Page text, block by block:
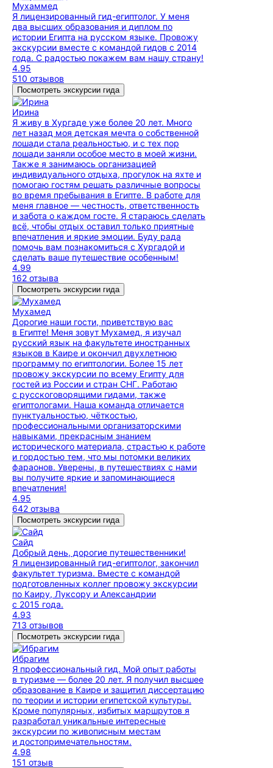
Мухаммед
Я лицензированный гид-египтолог. У меня
два высших образования и диплом по
истории Египта на русском языке. Провожу
экскурсии вместе с командой гидов с 2014
года. С радостью покажем вам нашу страну!
4.95
510 отзывов
Посмотреть экскурсии гида
Ирина
Я живу в Хургаде уже более 20 лет. Много
лет назад моя детская мечта о собственной
лошади стала реальностью, и с тех пор
лошади заняли особое место в моей жизни.
Также я занимаюсь организацией
индивидуального отдыха, прогулок на яхте и
помогаю гостям решать различные вопросы
во время пребывания в Египте. В работе для
меня главное — честность, ответственность
и забота о каждом госте. Я стараюсь сделать
всё, чтобы отдых оставил только приятные
впечатления и яркие эмоции. Буду рада
помочь вам познакомиться с Хургадой и
сделать ваше путешествие особенным!
4.99
162 отзыва
Посмотреть экскурсии гида
Мухамед
Дорогие наши гости, приветствую вас
в Египте! Меня зовут Мухамед, я изучал
русский язык на факультете иностранных
языков в Каире и окончил двухлетнюю
программу по египтологии. Более 15 лет
провожу экскурсии по всему Египту для
гостей из России и стран СНГ. Работаю
с русскоговорящими гидами, также
египтологами. Наша команда отличается
пунктуальностью, чёткостью,
профессиональными организаторскими
навыками, прекрасным знанием
исторического материала, страстью к работе
и гордостью тем, что мы потомки великих
фараонов. Уверены, в путешествиях с нами
вы получите яркие и запоминающиеся
впечатления!
4.95
642 отзыва
Посмотреть экскурсии гида
Сайд
Добрый день, дорогие путешественники!
Я лицензированный гид-египтолог, закончил
факультет туризма. Вместе с командой
подготовленных коллег провожу экскурсии
по Каиру, Луксору и Александрии
с 2015 года.
4.93
713 отзывов
Посмотреть экскурсии гида
Ибрагим
Я профессиональный гид. Мой опыт работы
в туризме — более 20 лет. Я получил высшее
образование в Каире и защитил диссертацию
по теории и истории египетской культуры.
Кроме популярных, избитых маршрутов я
разработал уникальные интересные
экскурсии по живописным местам
и достопримечательностям.
4.98
151 отзыв